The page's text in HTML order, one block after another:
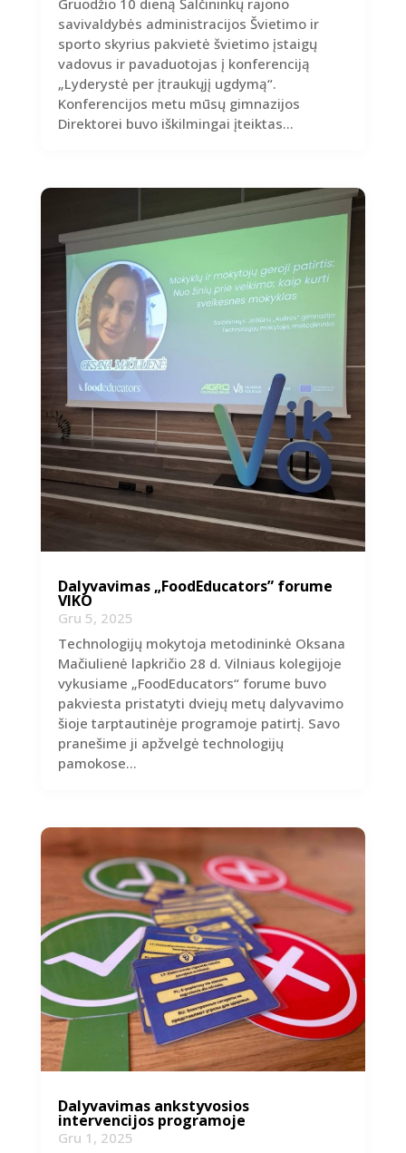
Gruodžio 10 dieną Šalčininkų rajono
savivaldybės administracijos Švietimo ir
sporto skyrius pakvietė švietimo įstaigų
vadovus ir pavaduotojas į konferenciją
„Lyderystė per įtraukųjį ugdymą“.
Konferencijos metu mūsų gimnazijos
Direktorei buvo iškilmingai įteiktas...
Dalyvavimas „FoodEducators” forume
VIKO
Gru 5, 2025
Technologijų mokytoja metodininkė Oksana
Mačiulienė lapkričio 28 d. Vilniaus kolegijoje
vykusiame „FoodEducators“ forume buvo
pakviesta pristatyti dviejų metų dalyvavimo
šioje tarptautinėje programoje patirtį. Savo
pranešime ji apžvelgė technologijų
pamokose...
Dalyvavimas ankstyvosios
intervencijos programoje
Gru 1, 2025